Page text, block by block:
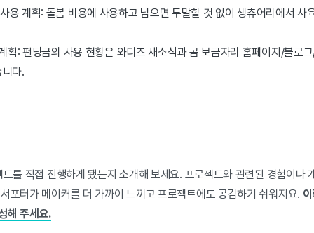
용 계획: 돌봄 비용에 사용하고 남으면 두말할 것 없이 생츄어리에서 사
획: 펀딩금의 사용 현황은 와디즈 새소식과 곰 보금자리 홈페이지/블로
다.
를 직접 진행하게 됐는지 소개해 보세요. 프로젝트와 관련된 경험이나
포터가 메이커를 더 가까이 느끼고 프로젝트에도 공감하기 쉬워져요.
해 주세요.